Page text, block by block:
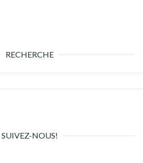
RECHERCHE
SUIVEZ-NOUS!